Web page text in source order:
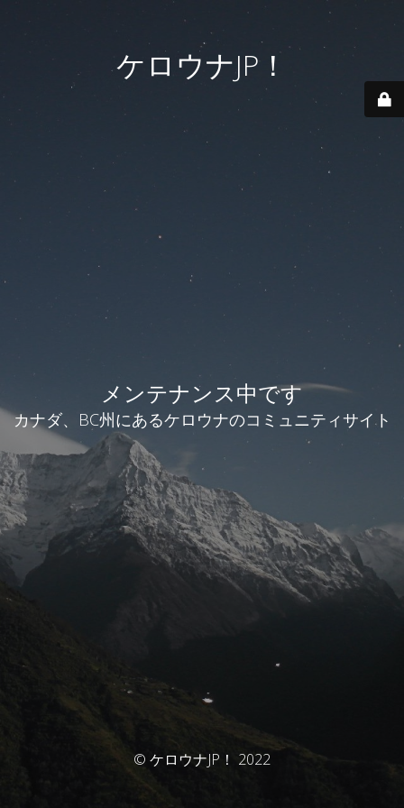
ケロウナJP！
メンテナンス中です
カナダ、BC州にあるケロウナのコミュニティサイト
© ケロウナJP！ 2022